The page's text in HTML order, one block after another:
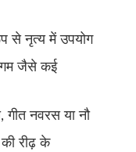
से नृत्य में उपयोग
जैसे कई
गीत नवरस या नौ
रीढ़ के